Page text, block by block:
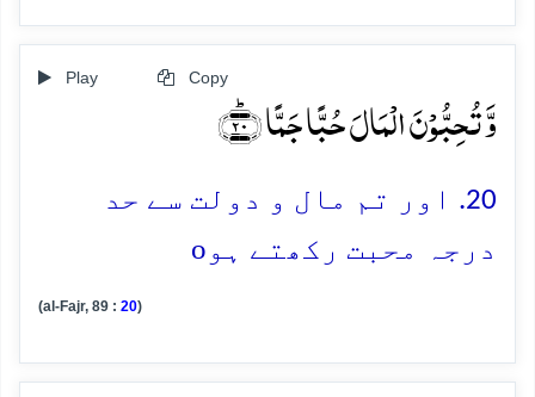
Play Copy
وَّ تُحِبُّوۡنَ الۡمَالَ حُبًّا جَمًّا ﴿ؕ۲۰﴾
20. اور تم مال و دولت سے حد
درجہ محبت رکھتے ہو o
(al-Fajr, 89 : 20)